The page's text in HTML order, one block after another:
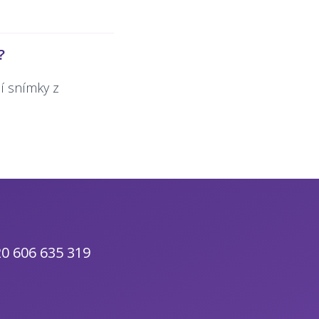
snímky z
606 635 319